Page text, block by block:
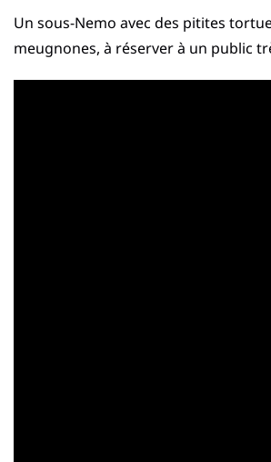
Un sous-Nemo avec des pitites
meugnones, à réserver à un public